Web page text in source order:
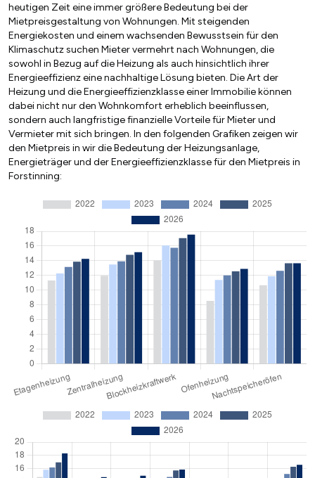
heutigen Zeit eine immer größere Bedeutung bei der
Mietpreisgestaltung von Wohnungen. Mit steigenden
Energiekosten und einem wachsenden Bewusstsein für den
Klimaschutz suchen Mieter vermehrt nach Wohnungen, die
sowohl in Bezug auf die Heizung als auch hinsichtlich ihrer
Energieeffizienz eine nachhaltige Lösung bieten. Die Art der
Heizung und die Energieeffizienzklasse einer Immobilie können
dabei nicht nur den Wohnkomfort erheblich beeinflussen,
sondern auch langfristige finanzielle Vorteile für Mieter und
Vermieter mit sich bringen. In den folgenden Grafiken zeigen wir
den Mietpreis in wir die Bedeutung der Heizungsanlage,
Energieträger und der Energieeffizienzklasse für den Mietpreis in
Forstinning: